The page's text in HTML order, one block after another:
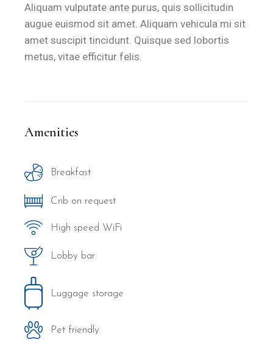
Aliquam vulputate ante purus, quis sollicitudin
augue euismod sit amet. Aliquam vehicula mi sit
amet suscipit tincidunt. Quisque sed lobortis
metus, vitae efficitur felis.
Amenities
Breakfast
Crib on request
High speed WiFi
Lobby bar
Luggage storage
Pet friendly